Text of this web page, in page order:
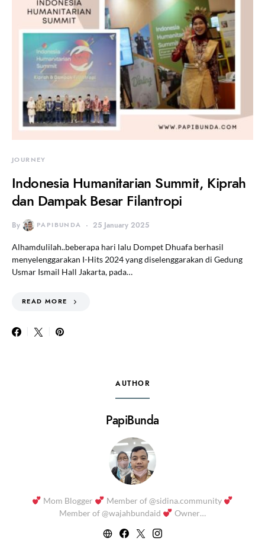
JOURNEY
Indonesia Humanitarian Summit, Kiprah
dan Dampak Besar Filantropi
By PAPIBUNDA 25 January 2025
Alhamdulilah..beberapa hari lalu Dompet Dhuafa berhasil
menyelenggarakan I-Hits 2024 yang diselenggarakan di Gedung
Usmar Ismail Hall Jakarta, pada…
READ MORE
AUTHOR
PapiBunda
Mom Blogger
Member of @sidina.community
Member of @wajahbundaid
Owner…